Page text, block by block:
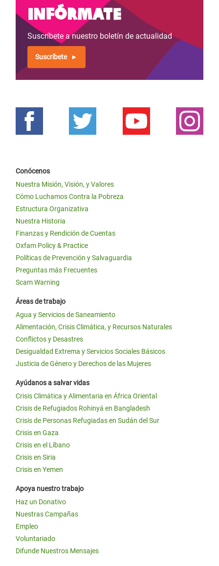
Infórmate
Suscríbete a nuestro boletín de actualidad
Suscríbete
Conócenos
Nuestra Misión, Visión, y Valores
Cómo Luchamos Contra la Pobreza
Estructura Organizativa
Nuestra Historia
Finanzas y Rendición de Cuentas
Oxfam Policy & Practice
Políticas de Prevención y Salvaguardia
Preguntas más Frecuentes
Scam Warning
Áreas de trabajo
Agua y Servicios de Saneamiento
Alimentación, Crisis Climática, y Recursos Naturales
Conflictos y Desastres
Desigualdad Extrema y Servicios Sociales Básicos
Justicia de Género y Derechos de las Mujeres
Ayúdanos a salvar vidas
Crisis Climática y Alimentaria en África Oriental
Crisis de Refugiados Rohinyá en Bangladesh
Crisis de Personas Refugiadas en Sudán del Sur
Crisis en Gaza
Crisis en el Líbano
Crisis en Siria
Crisis en Yemen
Apoya nuestro trabajo
Haz un Donativo
Nuestras Campañas
Empleo
Voluntariado
Difunde Nuestros Mensajes